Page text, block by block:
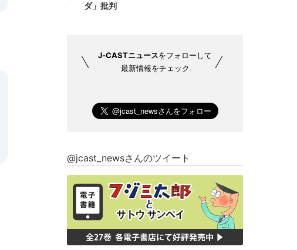
ダ」批判
J-CASTニュースをフォローして
最新情報をチェック
@jcast_newsさんのツイート